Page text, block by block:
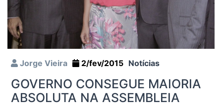
Jorge Vieira 2/fev/2015 Notícias
GOVERNO CONSEGUE MAIORIA
ABSOLUTA NA ASSEMBLEIA